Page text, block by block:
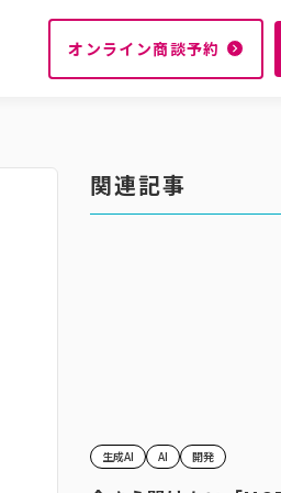
オンライン商談予約 navigate_next
関連記事
生成AI AI 開発